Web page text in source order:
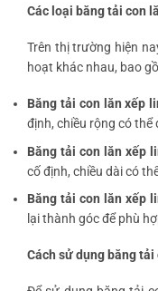
Các loại băng tải con
Trên thị trường hiện
hoạt khác nhau, bao
Băng tải con lăn xếp
định, chiều rộng có
Băng tải con lăn xếp
cố định, chiều dài có
Băng tải con lăn xếp
lại thành góc để phù
Cách sử dụng băng